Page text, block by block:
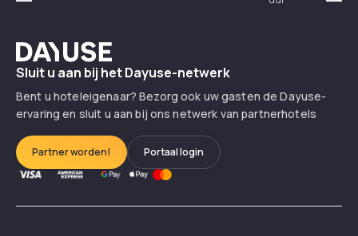
Dayuse
Sluit u aan bij het Dayuse-netwerk
Bent u hoteleigenaar? Bezorg ook uw gasten de Dayuse-
ervaring en sluit u aan bij ons netwerk van partnerhotels
Partner worden! Portaal login